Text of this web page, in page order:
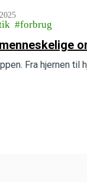
forbrug
Fra hjernen til